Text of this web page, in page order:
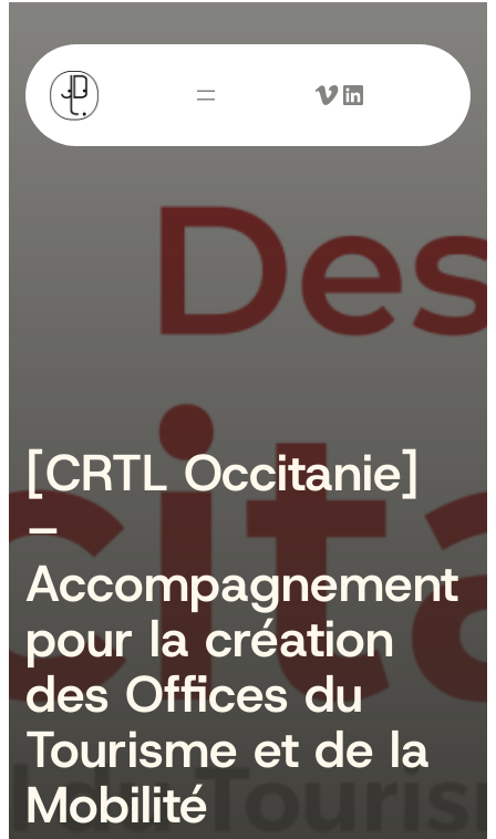
Vimeo LinkedIn
[CRTL Occitanie]
–
Accompagnement
pour la création
des Offices du
Tourisme et de la
Mobilité